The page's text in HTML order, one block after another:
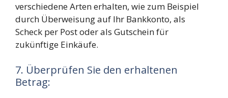
verschiedene Arten erhalten, wie zum Beispiel
durch Überweisung auf Ihr Bankkonto, als
Scheck per Post oder als Gutschein für
zukünftige Einkäufe.
7. Überprüfen Sie den erhaltenen
Betrag: